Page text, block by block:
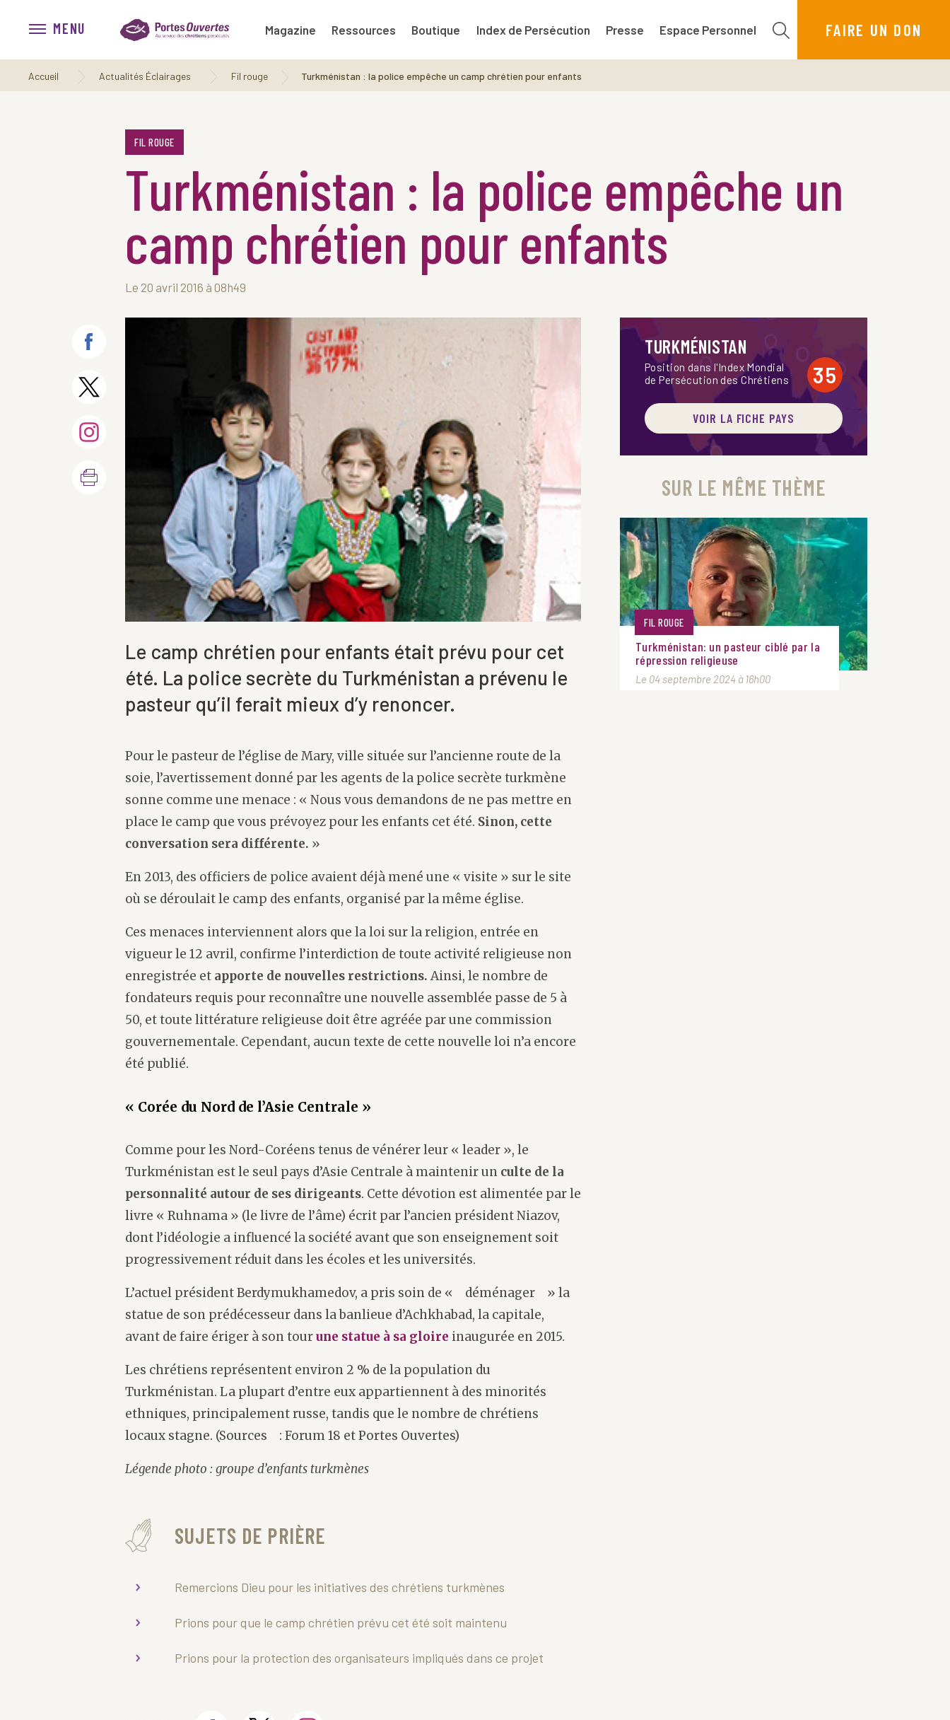
MENU Magazine Ressources Boutique Index de Persécution Presse Espace Personnel FAIRE UN DON
Accueil Actualités Éclairages Fil rouge Turkménistan : la police empêche un camp chrétien pour enfants
FIL ROUGE
Turkménistan : la police empêche un
camp chrétien pour enfants
Le 20 avril 2016 à 08h49
Le camp chrétien pour enfants était prévu pour cet
été. La police secrète du Turkménistan a prévenu le
pasteur qu’il ferait mieux d’y renoncer.
Pour le pasteur de l’église de Mary, ville située sur l’ancienne route de la
soie, l’avertissement donné par les agents de la police secrète turkmène
sonne comme une menace : « Nous vous demandons de ne pas mettre en
place le camp que vous prévoyez pour les enfants cet été. Sinon, cette
conversation sera différente. »
En 2013, des officiers de police avaient déjà mené une « visite » sur le site
où se déroulait le camp des enfants, organisé par la même église.
Ces menaces interviennent alors que la loi sur la religion, entrée en
vigueur le 12 avril, confirme l’interdiction de toute activité religieuse non
enregistrée et apporte de nouvelles restrictions. Ainsi, le nombre de
fondateurs requis pour reconnaître une nouvelle assemblée passe de 5 à
50, et toute littérature religieuse doit être agréée par une commission
gouvernementale. Cependant, aucun texte de cette nouvelle loi n’a encore
été publié.
« Corée du Nord de l’Asie Centrale »
Comme pour les Nord-Coréens tenus de vénérer leur « leader », le
Turkménistan est le seul pays d’Asie Centrale à maintenir un culte de la
personnalité autour de ses dirigeants. Cette dévotion est alimentée par le
livre « Ruhnama » (le livre de l’âme) écrit par l’ancien président Niazov,
dont l’idéologie a influencé la société avant que son enseignement soit
progressivement réduit dans les écoles et les universités.
L’actuel président Berdymukhamedov, a pris soin de « déménager » la
statue de son prédécesseur dans la banlieue d’Achkhabad, la capitale,
avant de faire ériger à son tourune statue à sa gloire inaugurée en 2015.
Les chrétiens représentent environ 2 % de la population du
Turkménistan. La plupart d’entre eux appartiennent à des minorités
ethniques, principalement russe, tandis que le nombre de chrétiens
locaux stagne. (Sources : Forum 18 et Portes Ouvertes)
Légende photo : groupe d’enfants turkmènes
SUJETS DE PRIÈRE
Remercions Dieu pour les initiatives des chrétiens turkmènes
Prions pour que le camp chrétien prévu cet été soit maintenu
Prions pour la protection des organisateurs impliqués dans ce projet
TURKMÉNISTAN
Position dans l'Index Mondial
de Persécution des Chrétiens
35
VOIR LA FICHE PAYS
SUR LE MÊME THÈME
FIL ROUGE
Turkménistan: un pasteur ciblé par la
répression religieuse
Le 04 septembre 2024 à 16h00